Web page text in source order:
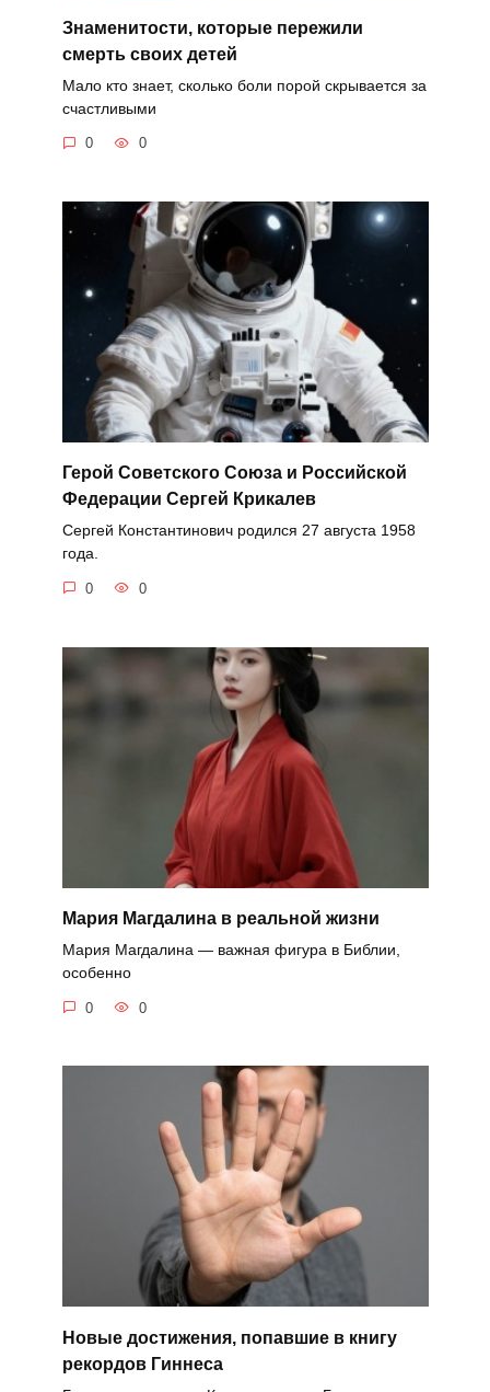
Знаменитости, которые пережили
смерть своих детей
Мало кто знает, сколько боли порой скрывается за
счастливыми
0 0
Герой Советского Союза и Российской
Федерации Сергей Крикалев
Сергей Константинович родился 27 августа 1958
года.
0 0
Мария Магдалина в реальной жизни
Мария Магдалина — важная фигура в Библии,
особенно
0 0
Новые достижения, попавшие в книгу
рекордов Гиннеса